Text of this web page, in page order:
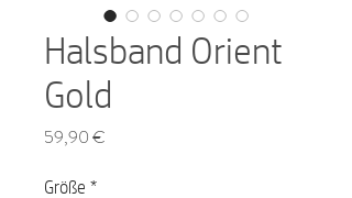
Halsband Orient
Gold
59,90 €
Größe *